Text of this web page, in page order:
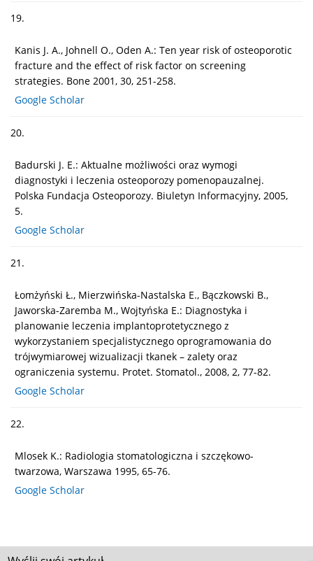
19.
Kanis J. A., Johnell O., Oden A.: Ten year risk of osteoporotic
fracture and the effect of risk factor on screening
strategies. Bone 2001, 30, 251-258.
Google Scholar
20.
Badurski J. E.: Aktualne możliwości oraz wymogi
diagnostyki i leczenia osteoporozy pomenopauzalnej.
Polska Fundacja Osteoporozy. Biuletyn Informacyjny, 2005,
5.
Google Scholar
21.
Łomżyński Ł., Mierzwińska-Nastalska E., Bączkowski B.,
Jaworska-Zaremba M., Wojtyńska E.: Diagnostyka i
planowanie leczenia implantoprotetycznego z
wykorzystaniem specjalistycznego oprogramowania do
trójwymiarowej wizualizacji tkanek – zalety oraz
ograniczenia systemu. Protet. Stomatol., 2008, 2, 77-82.
Google Scholar
22.
Mlosek K.: Radiologia stomatologiczna i szczękowo-
twarzowa, Warszawa 1995, 65-76.
Google Scholar